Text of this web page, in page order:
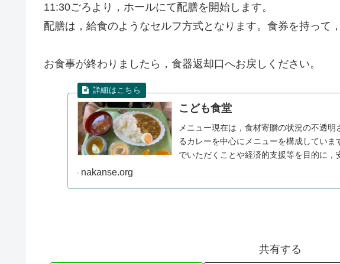
11:30ごろより，ホールにて配膳を開始します。
配膳は，給食のようなセルフ方式となります。食券を持って
お食事が終わりましたら，食器返却口へお戻しください。
こども食堂
メニュー現在は，食材寄贈の状況の不透
るカレーを中心にメニューを構成してい
でいただくことや経済的支援等を目的に，
nakanse.org
共有する